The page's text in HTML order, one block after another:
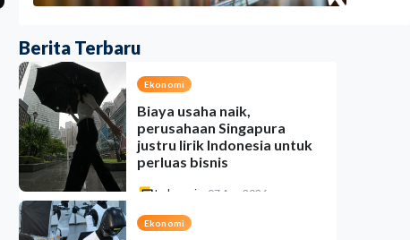
Berita Terbaru
Ekonomi
Biaya usaha naik,
perusahaan Singapura
justru lirik Indonesia untuk
perluas bisnis
Indonesia 07 Aug 2026
Ekonomi